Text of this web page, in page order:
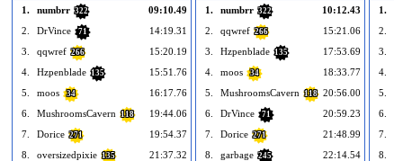
1.
numbrr 322
09:10.49
2.
DrVince 71
14:19.31
3.
qqwref 266
15:20.19
4.
Hzpenblade 135
15:51.76
5.
moos 34
16:17.76
6.
MushroomsCavern 118
19:44.06
7.
Dorice 271
19:54.37
8.
oversizedpixie 135
21:37.32
1.
numbrr 322
10:12.43
2.
qqwref 266
15:21.06
3.
Hzpenblade 135
17:53.69
4.
moos 34
18:33.77
5.
MushroomsCavern 118 20:56.00
6.
DrVince 71
20:59.23
7.
Dorice 271
21:48.99
8.
garbage 245
22:14.54
1.
2.
3.
4.
5.
6.
7.
8.